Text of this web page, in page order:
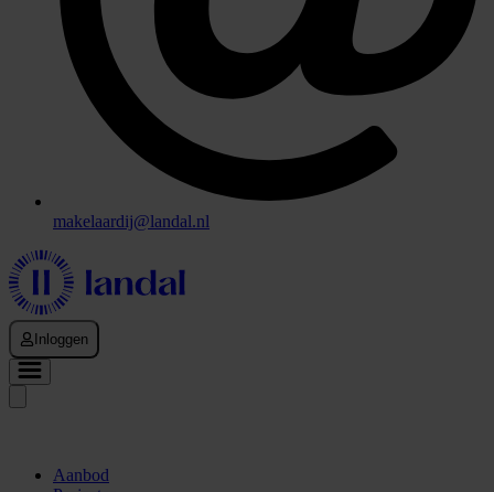
makelaardij@landal.nl
Inloggen
Aanbod